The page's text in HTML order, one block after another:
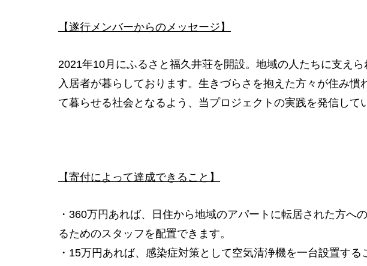
【遂行メンバーからのメッセージ】
2021年10月にふるさと福久井荘を開設。地域の人たちに支え
入居者が暮らしております。生きづらさを抱えた方々が住み慣
て暮らせる社会となるよう、当プロジェクトの実践を発信して
【寄付によって達成できること】
・360万円あれば、日住から地域のアパートに転居された方へ
るためのスタッフを配置できます。
・15万円あれば、感染症対策として空気清浄機を一台設置する